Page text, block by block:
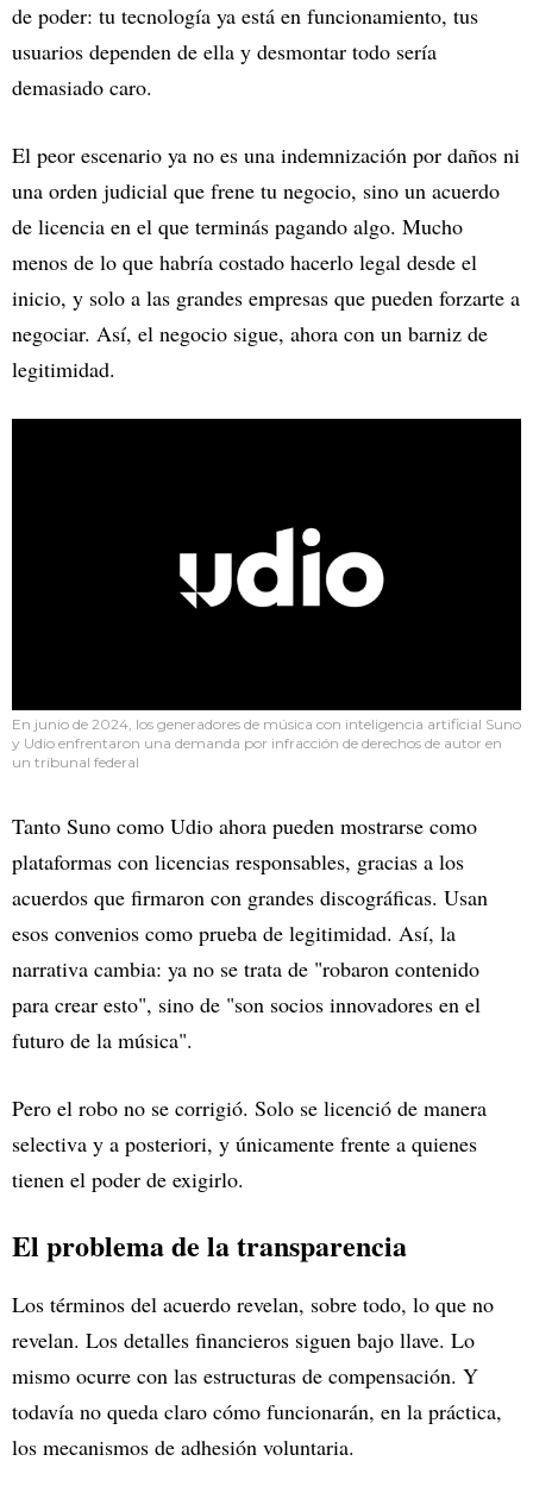
de poder: tu tecnología ya está en funcionamiento, tus
usuarios dependen de ella y desmontar todo sería
demasiado caro.
El peor escenario ya no es una indemnización por daños ni
una orden judicial que frene tu negocio, sino un acuerdo
de licencia en el que terminás pagando algo. Mucho
menos de lo que habría costado hacerlo legal desde el
inicio, y solo a las grandes empresas que pueden forzarte a
negociar. Así, el negocio sigue, ahora con un barniz de
legitimidad.
En junio de 2024, los generadores de música con inteligencia artificial Suno
y Udio enfrentaron una demanda por infracción de derechos de autor en
un tribunal federal
Tanto Suno como Udio ahora pueden mostrarse como
plataformas con licencias responsables, gracias a los
acuerdos que firmaron con grandes discográficas. Usan
esos convenios como prueba de legitimidad. Así, la
narrativa cambia: ya no se trata de "robaron contenido
para crear esto", sino de "son socios innovadores en el
futuro de la música".
Pero el robo no se corrigió. Solo se licenció de manera
selectiva y a posteriori, y únicamente frente a quienes
tienen el poder de exigirlo.
El problema de la transparencia
Los términos del acuerdo revelan, sobre todo, lo que no
revelan. Los detalles financieros siguen bajo llave. Lo
mismo ocurre con las estructuras de compensación. Y
todavía no queda claro cómo funcionarán, en la práctica,
los mecanismos de adhesión voluntaria.